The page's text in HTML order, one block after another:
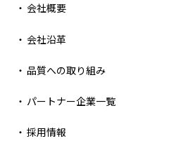
会社概要
会社沿革
品質への取り組み
パートナー企業一覧
採用情報